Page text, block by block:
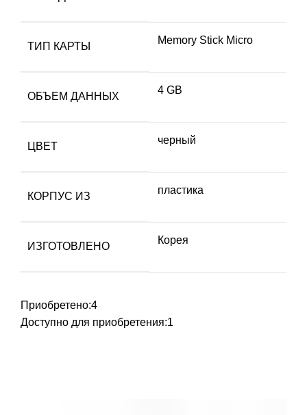
ТИП КАРТЫ
Memory Stick Micro
ОБЪЕМ ДАННЫХ
4 GB
ЦВЕТ
черный
КОРПУС ИЗ
пластика
ИЗГОТОВЛЕНО
Корея
Приобретено:4
Доступно для приобретения:1